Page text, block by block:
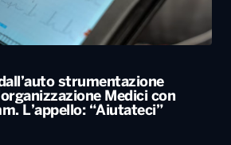
strumentazione
Medici con
L’appello: “Aiutateci”